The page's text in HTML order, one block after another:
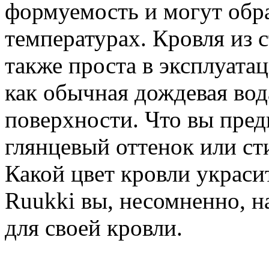
формуемость и могут
температурах. Кровля
также проста в
как обычная дождевая
поверхности. Что вы
глянцевый оттенок или
Какой цвет кровли
Ruukki вы, несомненно,
для своей кровли.